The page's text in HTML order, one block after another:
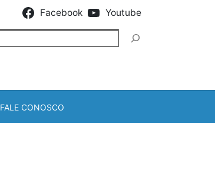
Facebook Youtube
FALE CONOSCO